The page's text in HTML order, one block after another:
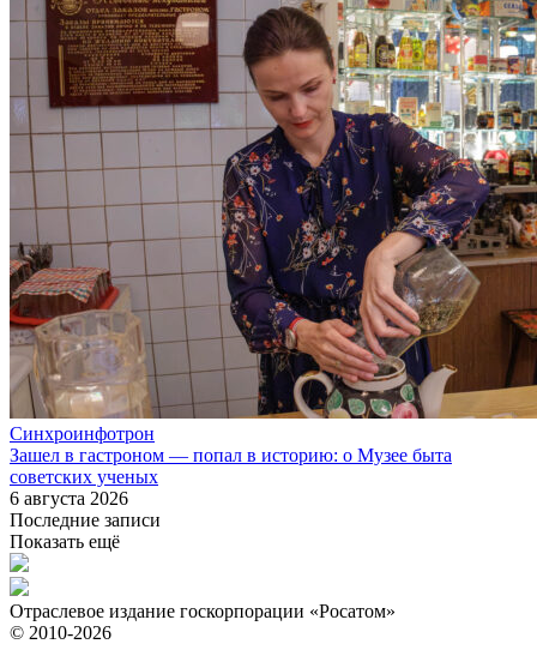
Синхроинфотрон
Зашел в гастроном — попал в историю: о Музее быта
советских ученых
6 августа 2026
Последние записи
Показать ещё
Отраслевое издание госкорпорации «Росатом»
© 2010-2026